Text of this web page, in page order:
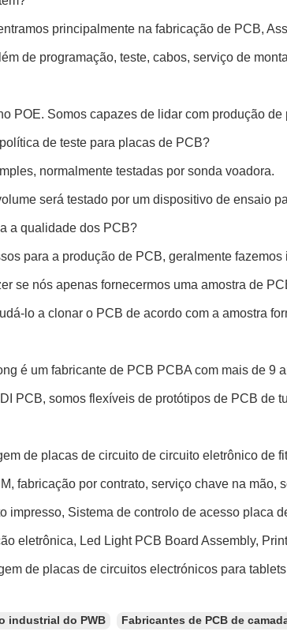
principalmente na fabricação de PCB,
de programação, teste, cabos, serviço de
POE. Somos capazes de lidar com produção
de teste para placas de PCB?
normalmente testadas por sonda voadora.
será testado por um dispositivo de ensaio
a qualidade dos PCB?
para a produção de PCB, geralmente
se nós apenas fornecermos uma amostra de
lo a clonar o PCB de acordo com a amostra
é um fabricante de PCB PCBA com mais de 9
PCB, somos flexíveis de protótipos de PCB de
de placas de circuito de circuito eletrônico de
fabricação por contrato, serviço chave na
impresso, Sistema de controlo de acesso placa
eletrônica, Led Light PCB Board Assembly,
de placas de circuitos electrónicos para tablets
industrial do PWB Fabricantes de PCB de